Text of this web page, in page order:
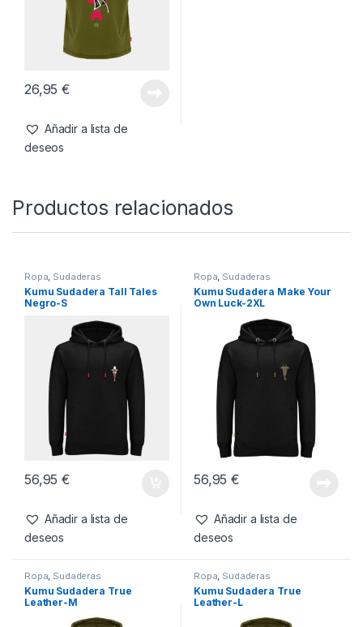
26,95€
Añadir a lista de
deseos
Productos relacionados
Ropa, Sudaderas
Kumu Sudadera Tall Tales
Negro-S
56,95€
Añadir a lista de
deseos
Ropa, Sudaderas
Kumu Sudadera Make Your
Own Luck-2XL
56,95€
Añadir a lista de
deseos
Ropa Sudaderas
Kumu Sudadera True
Leather-M
Ropa Sudaderas
Kumu Sudadera True
Leather-L